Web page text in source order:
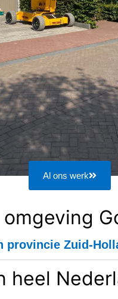
Al ons werk
provincie Zuid-
heel